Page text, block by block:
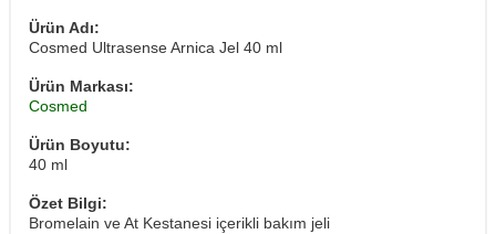
Ürün Adı:
Cosmed Ultrasense Arnica Jel 40 ml
Ürün Markası:
Cosmed
Ürün Boyutu:
40 ml
Özet Bilgi:
Bromelain ve At Kestanesi içerikli bakım jeli